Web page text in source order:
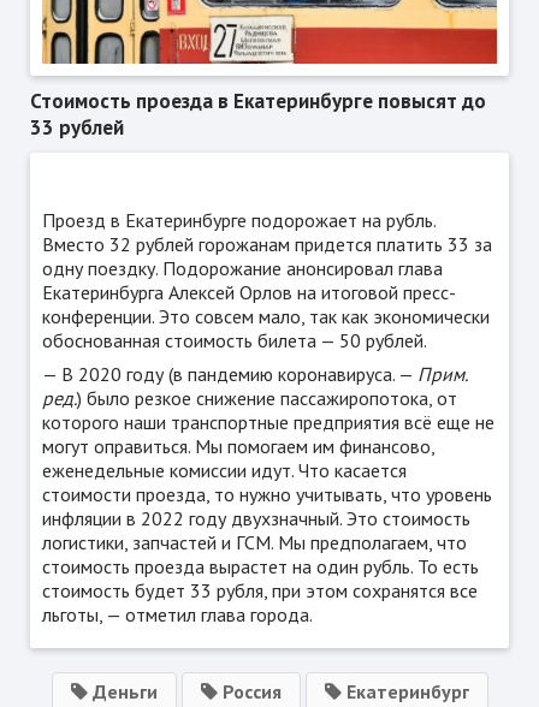
Стоимость проезда в Екатеринбурге повысят до
33 рублей
Проезд в Екатеринбурге подорожает на рубль.
Вместо 32 рублей горожанам придется платить 33 за
одну поездку. Подорожание анонсировал глава
Екатеринбурга Алексей Орлов на итоговой пресс-
конференции. Это совсем мало, так как экономически
обоснованная стоимость билета — 50 рублей.
— В 2020 году (в пандемию коронавируса. — Прим.
ред.) было резкое снижение пассажиропотока, от
которого наши транспортные предприятия всё еще не
могут оправиться. Мы помогаем им финансово,
еженедельные комиссии идут. Что касается
стоимости проезда, то нужно учитывать, что уровень
инфляции в 2022 году двухзначный. Это стоимость
логистики, запчастей и ГСМ. Мы предполагаем, что
стоимость проезда вырастет на один рубль. То есть
стоимость будет 33 рубля, при этом сохранятся все
льготы, — отметил глава города.
Деньги Россия Екатеринбург